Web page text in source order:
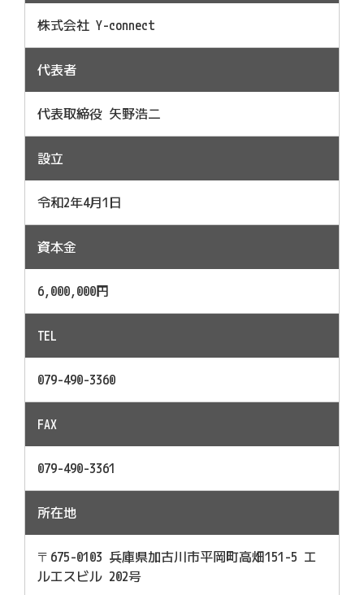
株式会社 Y-connect
代表者
代表取締役 矢野浩二
設立
令和2年4月1日
資本金
6,000,000円
TEL
079-490-3360
FAX
079-490-3361
所在地
​​​​​​​〒675-0103 兵庫県加古川市平岡町高畑151-5 エ
ルエスビル 202号